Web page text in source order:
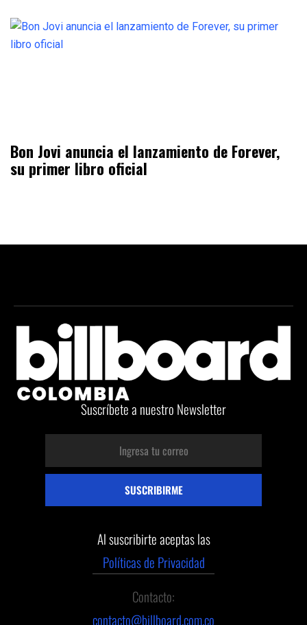
Bon Jovi anuncia el lanzamiento de Forever,
su primer libro oficial
Suscríbete a nuestro Newsletter
Al suscribirte aceptas las
Políticas de Privacidad
Contacto:
contacto@billboard.com.co